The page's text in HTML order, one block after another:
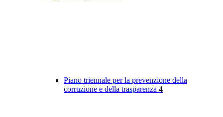
Piano triennale per la prevenzione della
corruzione e della trasparenza 4